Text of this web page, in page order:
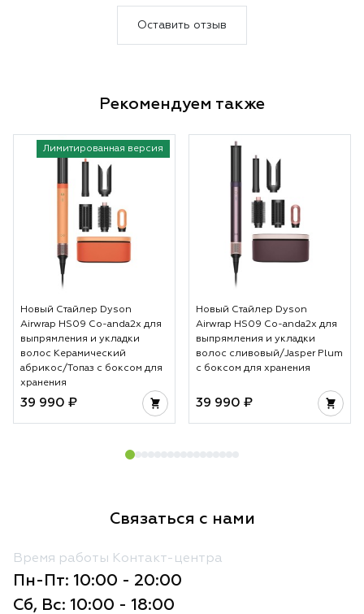
Оставить отзыв
Рекомендуем также
Лимитированная версия
Новый Стайлер Dyson
Airwrap HS09 Co-anda2x для
выпрямления и укладки
волос Керамический
абрикос/Топаз с боксом для
хранения
39 990 ₽
Новый Стайлер Dyson
Airwrap HS09 Co-anda2x для
выпрямления и укладки
волос сливовый/Jasper Plum
с боксом для хранения
39 990 ₽
Связаться с нами
Время работы Контакт-центра
Пн-Пт: 10:00 - 20:00
Сб, Вс: 10:00 - 18:00